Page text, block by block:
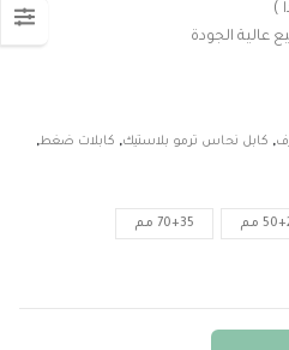
)
عالية الجودة
, كابل نحاس ترمو بلاستيك, كابلات ضغط,
مم 70+35 مم